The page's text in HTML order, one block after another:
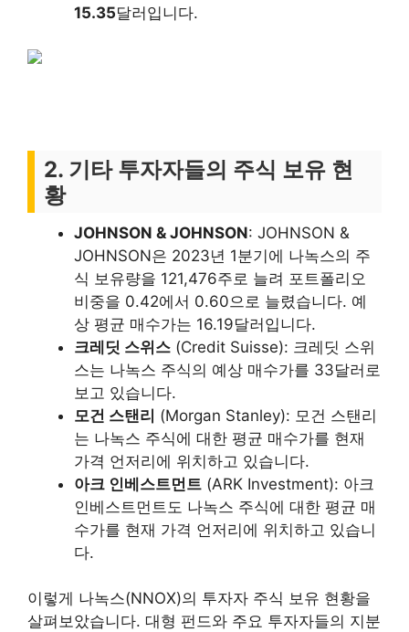
15.35달러입니다.
2. 기타 투자자들의 주식 보유 현
황
JOHNSON & JOHNSON: JOHNSON &
JOHNSON은 2023년 1분기에 나녹스의 주
식 보유량을 121,476주로 늘려 포트폴리오
비중을 0.42에서 0.60으로 늘렸습니다. 예
상 평균 매수가는 16.19달러입니다.
크레딧 스위스 (Credit Suisse): 크레딧 스위
스는 나녹스 주식의 예상 매수가를 33달러로
보고 있습니다.
모건 스탠리 (Morgan Stanley): 모건 스탠리
는 나녹스 주식에 대한 평균 매수가를 현재
가격 언저리에 위치하고 있습니다.
아크 인베스트먼트 (ARK Investment): 아크
인베스트먼트도 나녹스 주식에 대한 평균 매
수가를 현재 가격 언저리에 위치하고 있습니
다.
이렇게 나녹스(NNOX)의 투자자 주식 보유 현황을
살펴보았습니다. 대형 펀드와 주요 투자자들의 지분